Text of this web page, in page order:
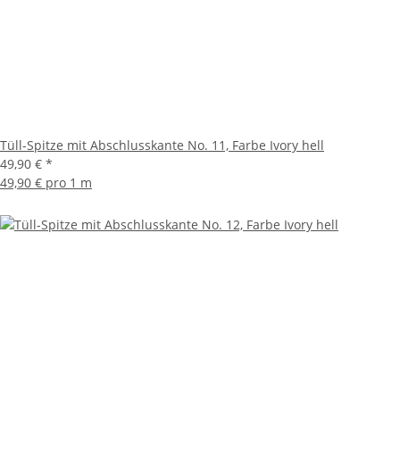
Tüll-Spitze mit Abschlusskante No. 11, Farbe Ivory hell
49,90 € *
49,90 € pro 1 m